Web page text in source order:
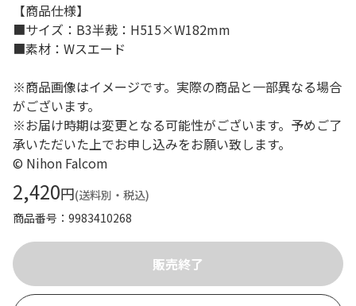
【商品仕様】
■サイズ：B3半裁：H515×W182mm
■素材：Wスエード
※商品画像はイメージです。実際の商品と一部異なる場合
がございます。
※お届け時期は変更となる可能性がございます。予めご了
承いただいた上でお申し込みをお願い致します。
© Nihon Falcom
2,420円(送料別・税込)
商品番号
9983410268